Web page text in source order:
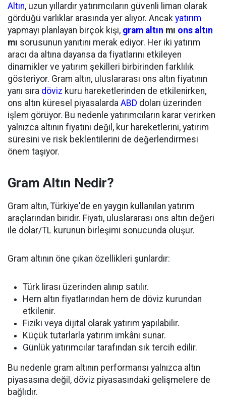
Altın, uzun yıllardır yatırımcıların güvenli liman olarak
gördüğü varlıklar arasında yer alıyor. Ancak yatırım
yapmayı planlayan birçok kişi, gram altın mı ons altın
mı sorusunun yanıtını merak ediyor. Her iki yatırım
aracı da altına dayansa da fiyatlarını etkileyen
dinamikler ve yatırım şekilleri birbirinden farklılık
gösteriyor. Gram altın, uluslararası ons altın fiyatının
yanı sıra döviz kuru hareketlerinden de etkilenirken,
ons altın küresel piyasalarda ABD doları üzerinden
işlem görüyor. Bu nedenle yatırımcıların karar verirken
yalnızca altının fiyatını değil, kur hareketlerini, yatırım
süresini ve risk beklentilerini de değerlendirmesi
önem taşıyor.
Gram Altın Nedir?
Gram altın, Türkiye'de en yaygın kullanılan yatırım
araçlarından biridir. Fiyatı, uluslararası ons altın değeri
ile dolar/TL kurunun birleşimi sonucunda oluşur.
Gram altının öne çıkan özellikleri şunlardır:
Türk lirası üzerinden alınıp satılır.
Hem altın fiyatlarından hem de döviz kurundan
etkilenir.
Fiziki veya dijital olarak yatırım yapılabilir.
Küçük tutarlarla yatırım imkânı sunar.
Günlük yatırımcılar tarafından sık tercih edilir.
Bu nedenle gram altının performansı yalnızca altın
piyasasına değil, döviz piyasasındaki gelişmelere de
bağlıdır.